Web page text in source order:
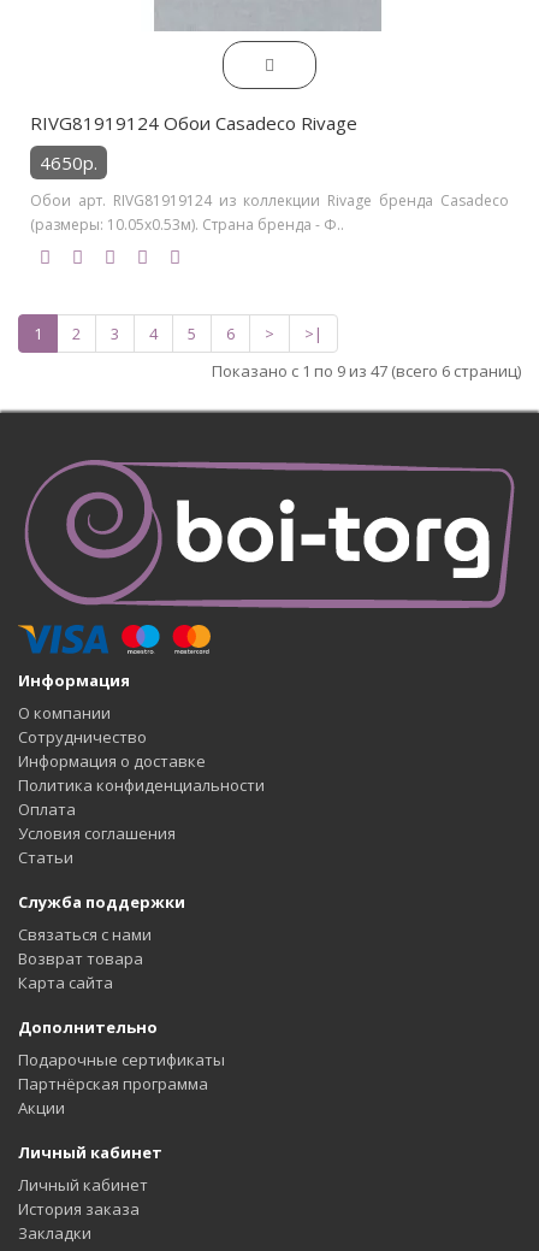
RIVG81919124 Обои Casadeco Rivage
4650р.
Обои арт. RIVG81919124 из коллекции Rivage бренда Casadeco
(размеры: 10.05х0.53м). Страна бренда - Ф..
1 2 3 4 5 6 >
>|
Показано с 1 по 9 из 47 (всего 6 страниц)
Информация
О компании
Сотрудничество
Информация о доставке
Политика конфиденциальности
Оплата
Условия соглашения
Статьи
Служба поддержки
Связаться с нами
Возврат товара
Карта сайта
Дополнительно
Подарочные сертификаты
Партнёрская программа
Акции
Личный кабинет
Личный кабинет
История заказа
Закладки